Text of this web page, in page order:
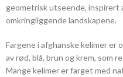
geometrisk utseende, inspirert
omkringliggende landskapene.
Fargene i afghanske kelimer
av rød, blå, brun og krem, som
Mange kelimer er farget med